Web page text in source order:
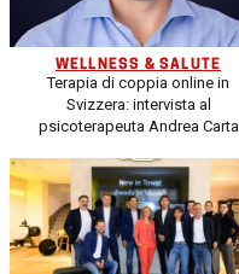
WELLNESS & SALUTE
Terapia di coppia online in
Svizzera: intervista al
psicoterapeuta Andrea Carta